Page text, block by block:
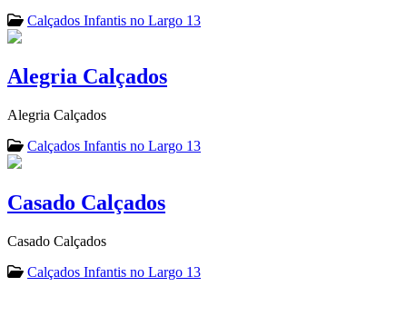
Calçados Infantis no Largo 13
Alegria Calçados
Alegria Calçados
Calçados Infantis no Largo 13
Casado Calçados
Casado Calçados
Calçados Infantis no Largo 13